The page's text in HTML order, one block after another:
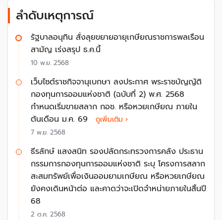
กดดันต่อฐานะทางการคลังของรัฐบาลทั้งในเรื่องของ
สวัสดิการและงบประมาณด้านสาธารณสุข ขณะที่การสร้าง
ทรัพยากรมนุษย์เพื่อมาทดแทน กลายเป็นความท้าทายจาก
การที่จำนวนเด็กเกิดใหม่ในแต่ละปีมีจำนวนลดลงอย่างต่อ
เนื่อง
แต่อย่างไรก็ตาม รัฐบาลไม่มีนโยบายอย่างชัดเจนเพื่อ
รองรับสังคมสูงวัย แต่หน่วยงานด้านการวางแผนของ
รัฐบาล ซึ่งคือ สำนักงานพัฒนาการเศรษฐกิจและสังคม
แห่งชาติ (สศช.) ได้ออกรายงาน “การประเมินผลกระทบ
และความยั่งยืนของการบริโภคของผู้สูงอายุภายใต้ระบบ
บำนาญของไทย” ในปี 2566
จะเกิดอะไรขึ้นในอีก 10 ปีข้างหน้า
ปัจจุบัน ประเทศไทยกำลังประสบกับการเปลี่ยนแปลง
โครงสร้างประชากรอย่างรวดเร็ว โดยรายงานสถานการณ์ผู้
สูงอายุในไทยคาดการณ์ว่า ประเทศไทยจะกลายเป็นสังคม
ลำดับเหตุการณ์
รัฐบาลอนุทิน สั่งลุยขยายอายุเกษียณราชการพลเรือน
สามัญ เร่งสรุป ธ.ค.นี้
10 พ.ย. 2568
เว็บไซต์ราชกิจจานุเบกษา ลงประกาศ พระราชบัญญัติ
กองทุนการออมแห่งชาติ (ฉบับที่ 2) พ.ศ. 2568
กำหนดเริ่มขายสลาก กอช. หรือหวยเกษียณ ภายใน
ต้นเดือน ม.ค. 69
ดูเพิ่มเติม ›
7 พ.ย. 2568
ธีรลักษ์ แสงสนิท รองปลัดกระทรวงการคลัง ประธาน
กรรมการกองทุนการออมแห่งชาติ ระบุ โครงการสลาก
สะสมทรัพย์เพื่อเงินออมยามเกษียณ หรือหวยเกษียณ
ยังคงเดินหน้าต่อ และคาดว่าจะเปิดจำหน่ายภายในสิ้นปี
68
2 ต.ค. 2568